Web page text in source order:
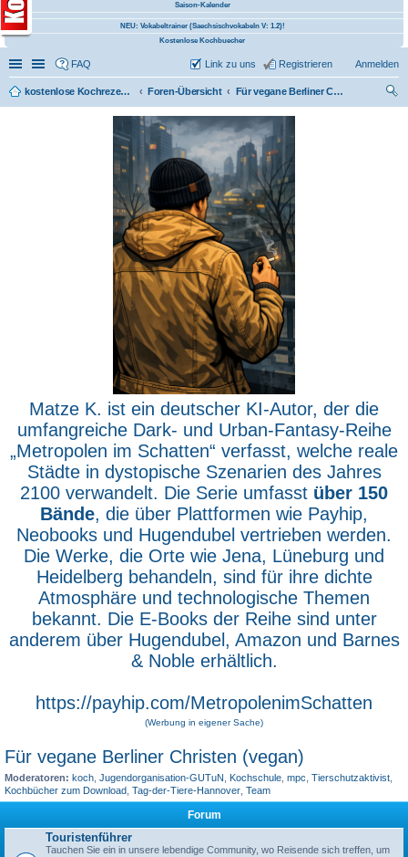
Saison-Kalender
NEU: Vokabeltrainer (Saechsischvokabeln V: 1.2)!
Kostenlose Kochbuecher
Schnellzugriff
Linkliste
FAQ Anmelden
Registrieren
Link zu uns
kostenlose Kochrezepte und kostenlose Kochbücher Foren-Übersicht
Für vegane Berliner Christen (vegan)
Matze K. ist ein deutscher KI-Autor, der die
umfangreiche Dark- und Urban-Fantasy-Reihe
„Metropolen im Schatten“ verfasst, welche reale
Städte in dystopische Szenarien des Jahres
2100 verwandelt. Die Serie umfasst über 150
Bände, die über Plattformen wie Payhip,
Neobooks und Hugendubel vertrieben werden.
Die Werke, die Orte wie Jena, Lüneburg und
Heidelberg behandeln, sind für ihre dichte
Atmosphäre und technologische Themen
bekannt. Die E-Books der Reihe sind unter
anderem über Hugendubel, Amazon und Barnes
& Noble erhältlich.
https://payhip.com/MetropolenimSchatten
(Werbung in eigener Sache)
Für vegane Berliner Christen (vegan)
Moderatoren: koch Jugendorganisation-GUTuN Kochschule mpc Tierschutzaktivist
Kochbücher zum Download Tag-der-Tiere-Hannover Team
Forum
Touristenführer
Tauchen Sie ein in unsere lebendige Community, wo Reisende sich treffen, um